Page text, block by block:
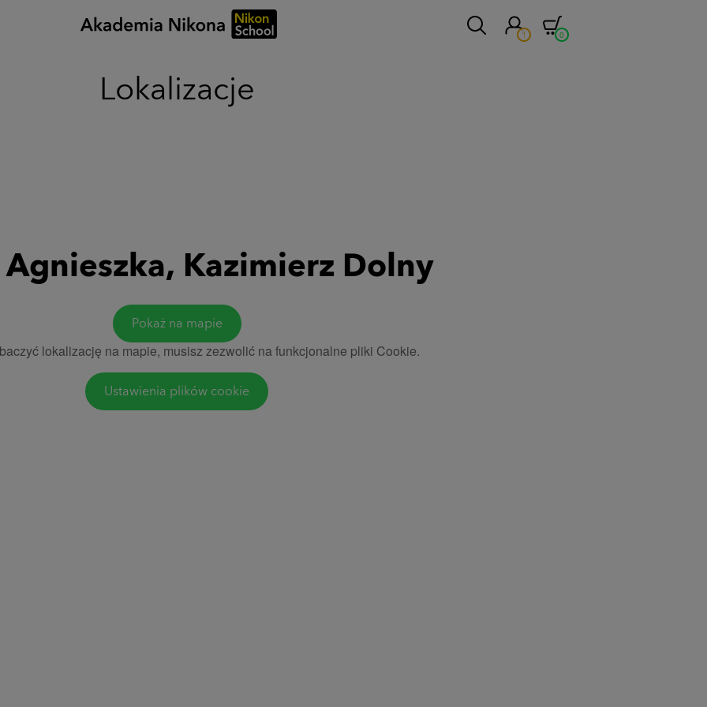
! 0
Lokalizacje
Kazimierz Dolny
Pokaż na mapie
lokalizację na mapie, musisz zezwolić na funkcjonalne pliki Cookie.
Ustawienia plików cookie